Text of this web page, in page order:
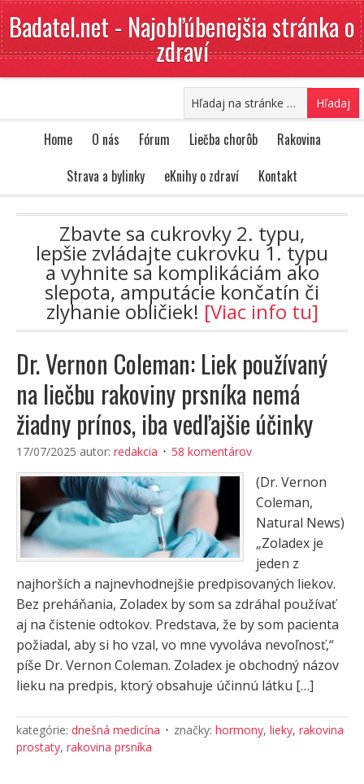
Badatel.net - Najobľúbenejšia stránka o
zdraví
Home O nás Fórum Liečba chorôb
Rakovina
Strava a bylinky
eKnihy o zdraví Kontakt
Zbavte sa cukrovky 2. typu,
lepšie zvládajte cukrovku 1. typu
a vyhnite sa komplikáciám ako
slepota, amputácie končatín či
zlyhanie obličiek! [Viac info tu]
Dr. Vernon Coleman: Liek používaný
na liečbu rakoviny prsníka nemá
žiadny prínos, iba vedľajšie účinky
17/07/2025 autor: redakcia 58 komentárov
(Dr. Vernon
Coleman,
Natural News)
„Zoladex je
jeden z
najhorších a najnevhodnejšie predpisovaných liekov.
Bez preháňania, Zoladex by som sa zdráhal používať
aj na čistenie odtokov. Predstava, že by som pacienta
požiadal, aby si ho vzal, vo mne vyvoláva nevoľnosť,“
píše Dr. Vernon Coleman. Zoladex je obchodný názov
lieku na predpis, ktorý obsahuje účinnú látku […]
kategórie: dnešná medicína značky: hormony, lieky, rakovina
prostaty, rakovina prsníka